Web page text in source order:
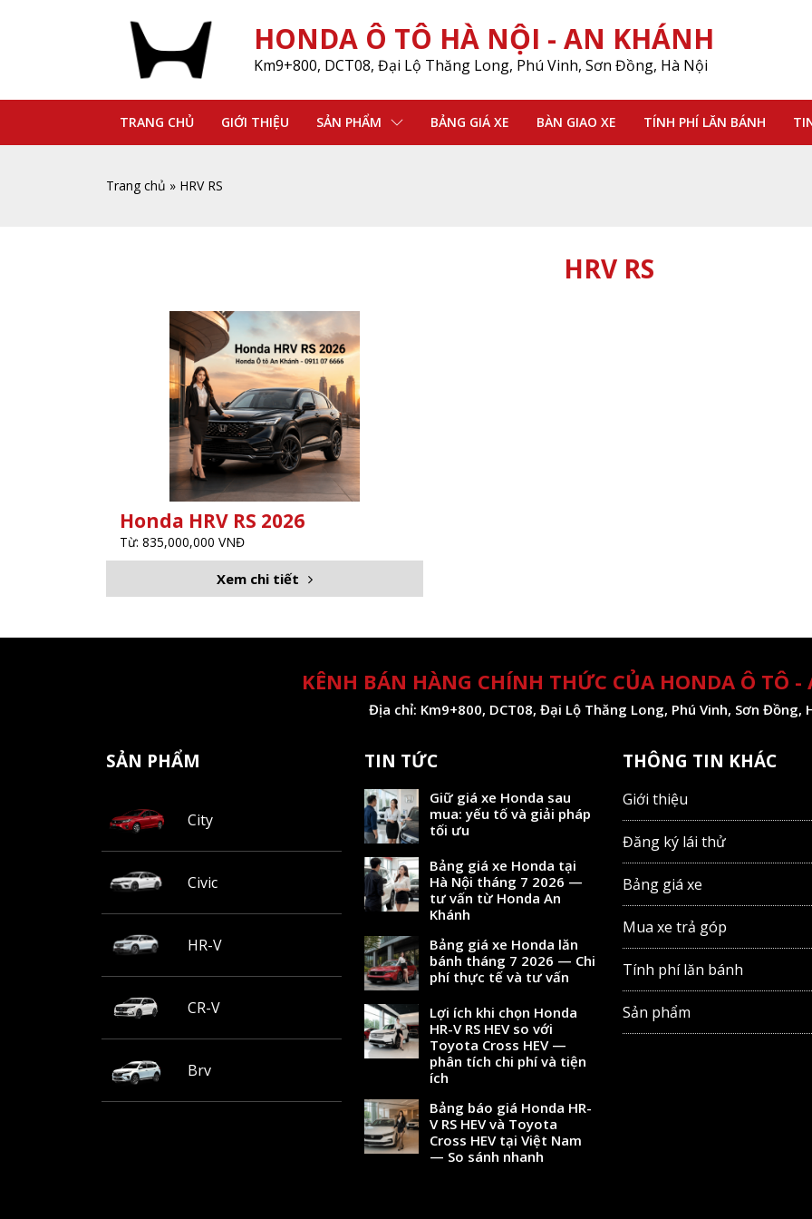
HONDA Ô TÔ HÀ NỘI - AN KHÁNH
Km9+800, DCT08, Đại Lộ Thăng Long, Phú Vinh, Sơn Đồng, Hà Nội
TRANG CHỦ GIỚI THIỆU SẢN PHẨM BẢNG GIÁ XE BÀN GIAO XE TÍNH PHÍ LĂN BÁNH
Trang chủ » HRV RS
HRV RS
Honda HRV RS 2026
Từ: 835,000,000 VNĐ
Xem chi tiết
KÊNH BÁN HÀNG CHÍNH THỨC CỦA HONDA Ô TÔ -
Địa chỉ: Km9+800, DCT08, Đại Lộ Thăng Long, Phú Vinh, Sơn Đồng,
SẢN PHẨM
City
Civic
HR-V
CR-V
Brv
TIN TỨC
Giữ giá xe Honda sau
mua: yếu tố và giải pháp
tối ưu
Bảng giá xe Honda tại
Hà Nội tháng 7 2026 —
tư vấn từ Honda An
Khánh
Bảng giá xe Honda lăn
bánh tháng 7 2026 — Chi
phí thực tế và tư vấn
Lợi ích khi chọn Honda
HR-V RS HEV so với
Toyota Cross HEV —
phân tích chi phí và tiện
ích
Bảng báo giá Honda HR-
V RS HEV và Toyota
Cross HEV tại Việt Nam
— So sánh nhanh
THÔNG TIN KHÁC
Giới thiệu
Đăng ký lái thử
Bảng giá xe
Mua xe trả góp
Tính phí lăn bánh
Sản phẩm